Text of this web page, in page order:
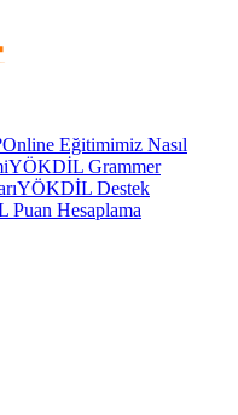
Online Eğitimimiz Nasıl
YÖKDİL Grammer
YÖKDİL Destek
Hesaplama